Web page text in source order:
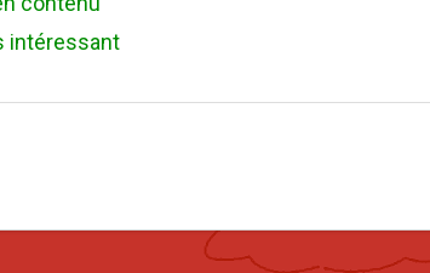
intéressant